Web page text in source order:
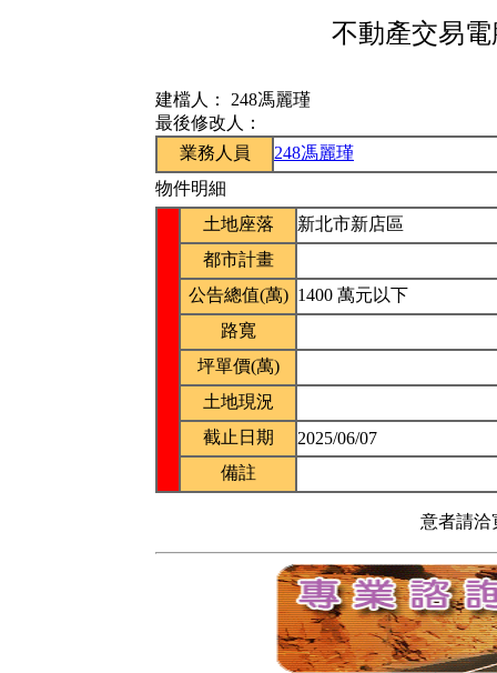
不動產交易
建檔人： 248馮麗瑾
最後修改人：
業務人員
248馮麗瑾
物件明細
土地座落
新北市新店區
都市計畫
公告總值(萬) 1400 萬元以下
路寬
坪單價(萬)
土地現況
截止日期
2025/06/07
備註
意者請洽